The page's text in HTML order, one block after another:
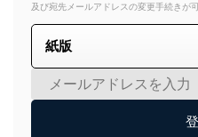
及び宛先メールアドレスの変更手続きが可